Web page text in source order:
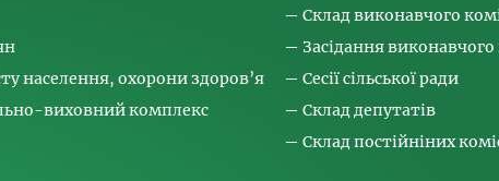
людьми та координатора
населення, охорони здоров’я
виховний комплекс
Склад виконавчого
Засідання
Сесії сільської ради
Склад депутатів
Склад постійніних